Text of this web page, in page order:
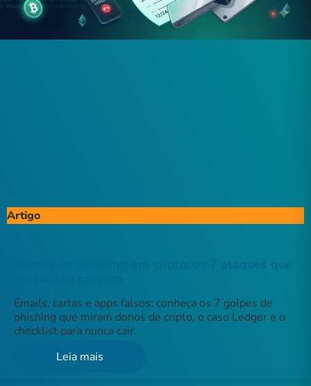
Artigo
Emails, cartas e apps falsos: conheça os 7 golpes de
phishing que miram donos de cripto, o caso Ledger e o
checklist para nunca cair.
Leia mais